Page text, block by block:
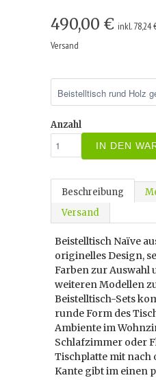
490,00 € inkl. 78,24
Versand
Anzahl
IN DEN
Beschreibung
Versand
Beistelltisch Naïve
originelles Design,
Farben zur Auswahl
weiteren Modellen
Beistelltisch-Sets
runde Form des
Ambiente im
Schlafzimmer oder
Tischplatte mit nach
Kante gibt im einen